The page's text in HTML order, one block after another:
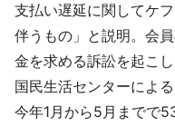
支払い遅延に関してケ
伴うもの」と説明。会
金を求める訴訟を起こ
国民生活センターによ
今年1月から5月までで